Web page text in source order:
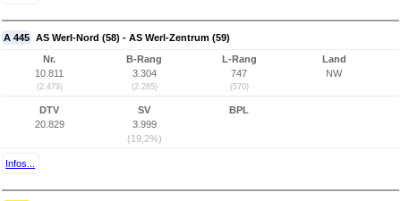
A 445 AS Werl-Nord (58) - AS Werl-Zentrum (59)
Nr.
10.811
(2.479)
B-Rang
3.304
(2.285)
L-Rang
747
(570)
Land
NW
DTV
20.829
SV
3.999
(19,2%)
BPL
Infos...